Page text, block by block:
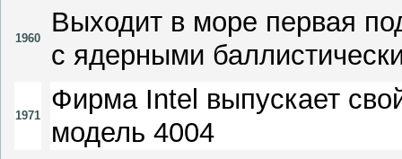
1960
Выходит в море первая
с ядерными
1971
Фирма Intel выпускает
модель 4004